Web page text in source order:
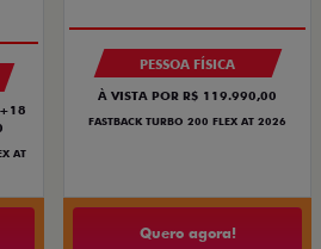
AT
PESSOA FÍSICA
À VISTA POR R$ 119.990,00
FASTBACK TURBO 200 FLEX AT 2026
Quero agora!